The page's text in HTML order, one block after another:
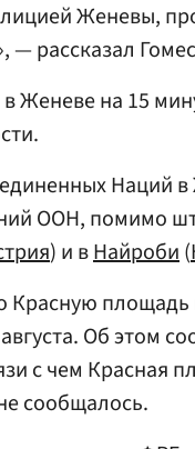
Женевы,
— рассказал
Женеве на 15
Наций
ООН, помимо
) и вНайроби(
Красную площадь
Об этом
с чем Красная
сообщалось.